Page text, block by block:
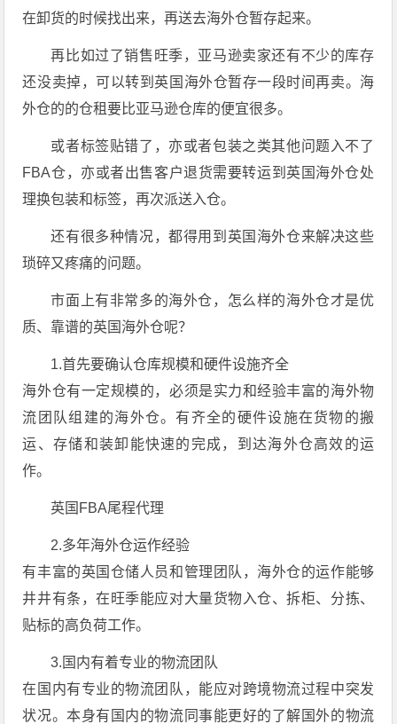
在卸货的时候找出来，再送去海外仓暂存起来。
再比如过了销售旺季，亚马逊卖家还有不少的库存
还没卖掉，可以转到英国海外仓暂存一段时间再卖。海
外仓的的仓租要比亚马逊仓库的便宜很多。
或者标签贴错了，亦或者包装之类其他问题入不了
FBA仓，亦或者出售客户退货需要转运到英国海外仓处
理换包装和标签，再次派送入仓。
还有很多种情况，都得用到英国海外仓来解决这些
琐碎又疼痛的问题。
市面上有非常多的海外仓，怎么样的海外仓才是优
质、靠谱的英国海外仓呢？
1.首先要确认仓库规模和硬件设施齐全
海外仓有一定规模的，必须是实力和经验丰富的海外物
流团队组建的海外仓。有齐全的硬件设施在货物的搬
运、存储和装卸能快速的完成，到达海外仓高效的运
作。
英国FBA尾程代理
2.多年海外仓运作经验
有丰富的英国仓储人员和管理团队，海外仓的运作能够
井井有条，在旺季能应对大量货物入仓、拆柜、分拣、
贴标的高负荷工作。
3.国内有着专业的物流团队
在国内有专业的物流团队，能应对跨境物流过程中突发
状况。本身有国内的物流同事能更好的了解国外的物流